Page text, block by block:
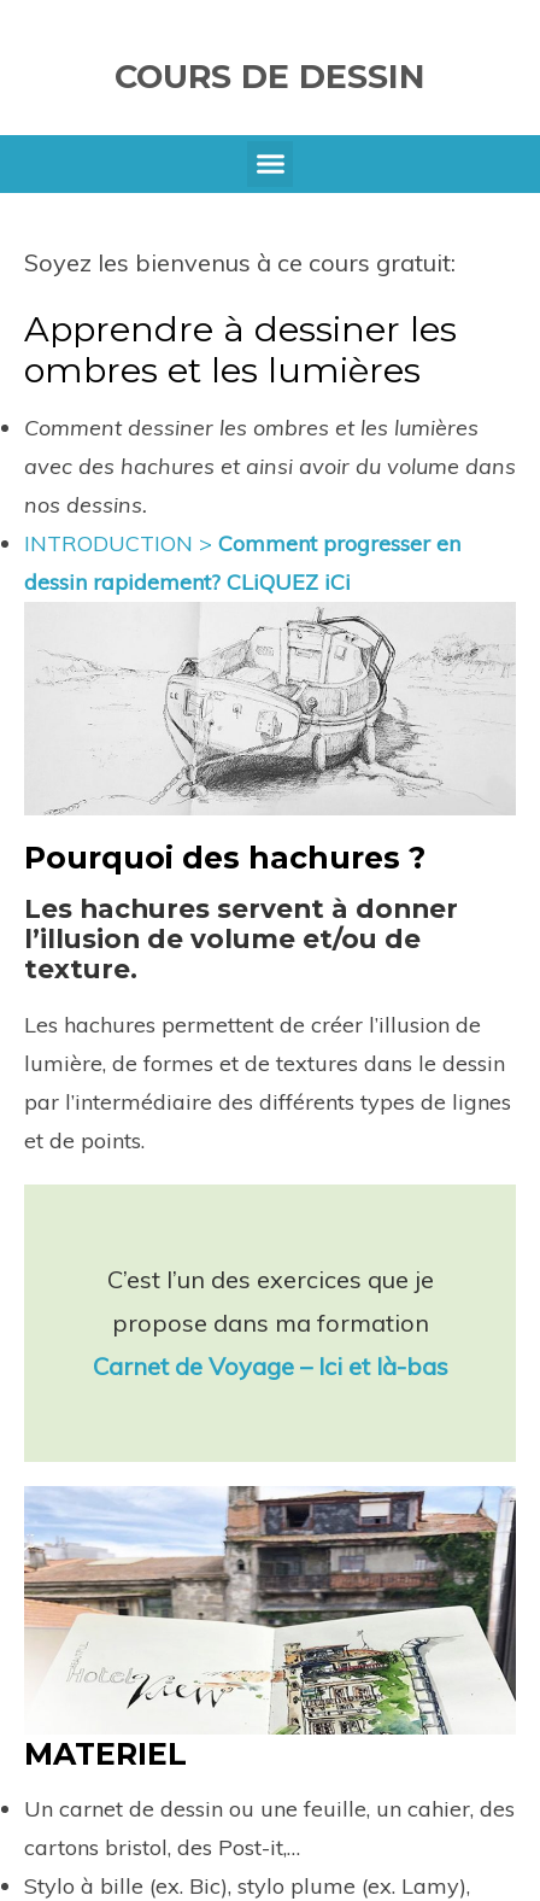
COURS DE DESSIN
Soyez les bienvenus à ce cours gratuit:
Apprendre à dessiner les
ombres et les lumières
Comment dessiner les ombres et les lumières
avec des hachures et ainsi avoir du volume dans
nos dessins.
INTRODUCTION > Comment progresser en
dessin rapidement? CLiQUEZ iCi
Pourquoi des hachures ?
Les hachures servent à donner
l’illusion de volume et/ou de
texture.
Les hachures permettent de créer l’illusion de
lumière, de formes et de textures dans le dessin
par l’intermédiaire des différents types de lignes
et de points.
C’est l’un des exercices que je
propose dans ma formation
Carnet de Voyage – Ici et là-bas
MATERIEL
Un carnet de dessin ou une feuille, un cahier, des
cartons bristol, des Post-it,…
Stylo à bille (ex. Bic), stylo plume (ex. Lamy),